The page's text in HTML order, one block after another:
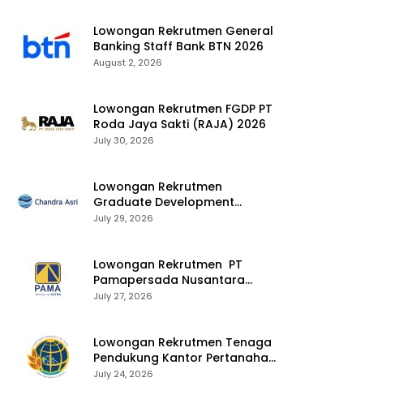
Lowongan Rekrutmen General
Banking Staff Bank BTN 2026
August 2, 2026
Lowongan Rekrutmen FGDP PT
Roda Jaya Sakti (RAJA) 2026
July 30, 2026
Lowongan Rekrutmen
Graduate Development
Program Chandra Asri Group
July 29, 2026
Lowongan Rekrutmen PT
Pamapersada Nusantara
(PAMA) 2026
July 27, 2026
Lowongan Rekrutmen Tenaga
Pendukung Kantor Pertanahan
2026
July 24, 2026